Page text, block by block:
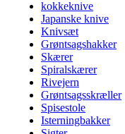
kokkeknive
Japanske knive
Knivsæt
Grøntsagshakker
Skærer
Spiralskærer
Rivejern
Grøntsagsskræller
Spisestole
Isterningbakker